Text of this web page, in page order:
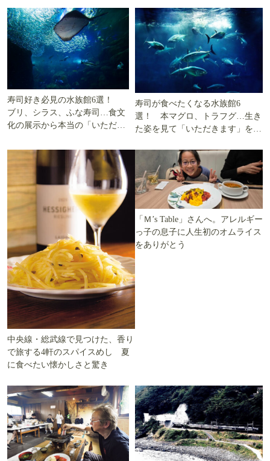
寿司好き必見の水族館6選！
ブリ、シラス、ふな寿司…食文
化の展示から本当の「いただき
寿司が食べたくなる水族館6
選！ 本マグロ、トラフグ…生き
た姿を見て「いただきます」を考
中央線・総武線で見つけた、香り
で旅する4軒のスパイスめし 夏
に食べたい懐かしさと驚き
「Ｍ’s Table」さんへ。アレルギー
っ子の息子に人生初のオムライス
をありがとう